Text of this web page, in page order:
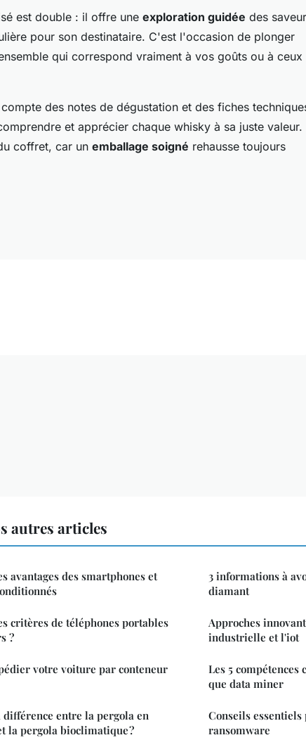
est double : il offre une exploration guidée des
pour son destinataire. C'est l'occasion de plonger
qui correspond vraiment à vos goûts ou à ceux
des notes de dégustation et des fiches
et apprécier chaque whisky à sa juste valeur.
coffret, car un emballage soigné rehausse toujours
autres articles
avantages des smartphones et
critères de téléphones portables
?
votre voiture par conteneur
différence entre la pergola en
la pergola bioclimatique ?
3 informations à
diamant
Approches
industrielle et l'iot
Les 5
que data miner
Conseils
ransomware